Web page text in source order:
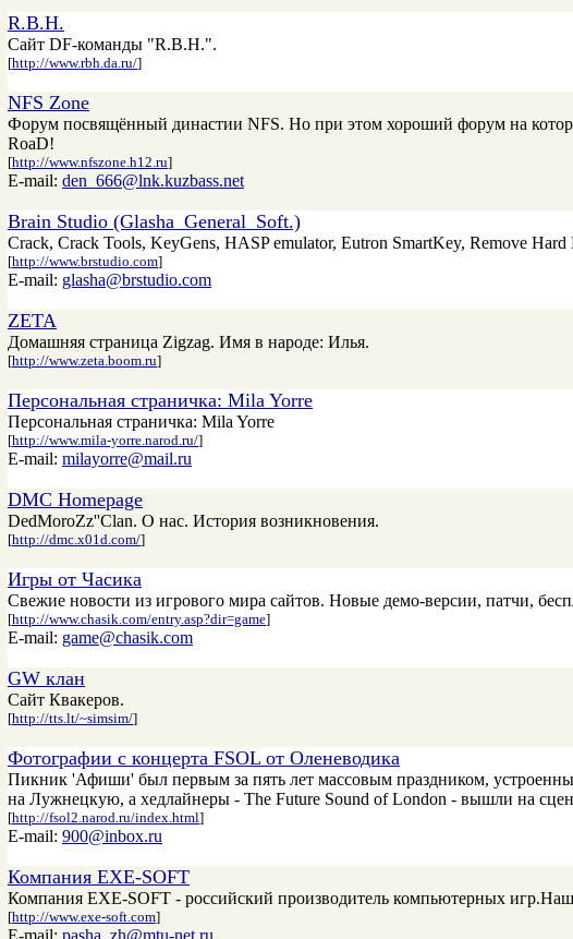
R.B.H.
Сайт DF-команды "R.B.H.".
[http://www.rbh.da.ru/]
NFS Zone
Форум посвящённый династии NFS. Но при этом хороший форум на
RoaD!
[http://www.nfszone.h12.ru]
E-mail: den_666@lnk.kuzbass.net
Brain Studio (Glasha_General_Soft.)
Crack, Crack Tools, KeyGens, HASP emulator, Eutron SmartKey, Remove
[http://www.brstudio.com]
E-mail: glasha@brstudio.com
ZETA
Домашняя страница Zigzag. Имя в народе: Илья.
[http://www.zeta.boom.ru]
Персональная страничка: Mila Yorre
Персональная страничка: Mila Yorre
[http://www.mila-yorre.narod.ru/]
E-mail: milayorre@mail.ru
DMC Homepage
DedMoroZz''Clan. О нас. История возникновения.
[http://dmc.x01d.com/]
Игры от Часика
Свежие новости из игрового мира сайтов. Новые демо-версии, патчи,
[http://www.chasik.com/entry.asp?dir=game]
E-mail: game@chasik.com
GW клан
Сайт Квакеров.
[http://tts.lt/~simsim/]
Фотографии с концерта FSOL от Оленеводика
Пикник 'Афиши' был первым за пять лет массовым праздником,
на Лужнецкую, а хедлайнеры - The Future Sound of London - вышли на
[http://fsol2.narod.ru/index.html]
E-mail: 900@inbox.ru
Компания EXE-SOFT
Компания EXE-SOFT - российский производитель компьютерных
[http://www.exe-soft.com]
E-mail: pasha_zh@mtu-net.ru